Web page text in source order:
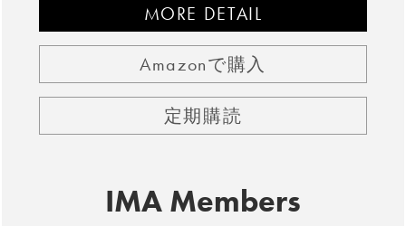
MORE DETAIL
Amazonで購入
定期購読
IMA Members